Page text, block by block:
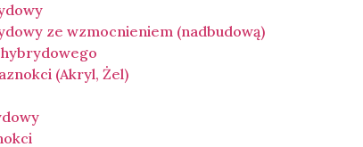
ze wzmocnieniem (nadbudową)
(Akryl, Żel)